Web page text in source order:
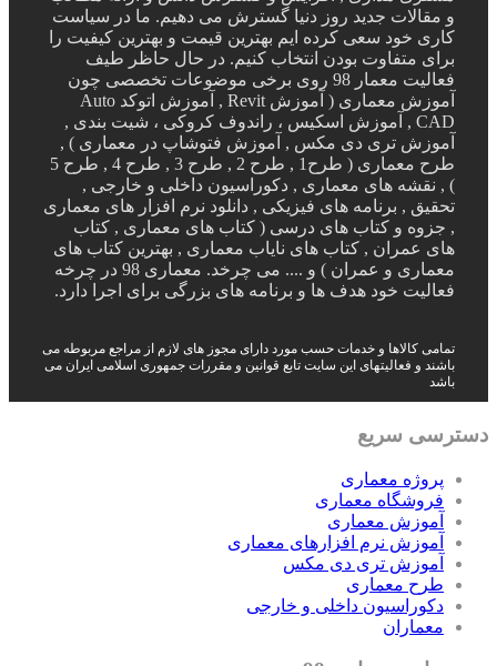
و مقالات جدید روز دنیا گسترش می دهیم. ما در سیاست
کاری خود سعی کرده ایم بهترین قیمت و بهترین کیفیت را
برای متفاوت بودن انتخاب کنیم. در حال حاظر طیف
فعالیت معمار 98 روی برخی موضوعات تخصصی چون
آموزش معماری ( آموزش Revit , آموزش اتوکد Auto
CAD , آموزش اسکیس ، راندوف کروکی ، شیت بندی ,
آموزش تری دی مکس , آموزش فتوشاپ در معماری ) ,
طرح معماری ( طرح1 , طرح 2 , طرح 3 , طرح 4 , طرح 5
) , نقشه های معماری , دکوراسیون داخلی و خارجی ,
تحقیق , برنامه های فیزیکی , دانلود نرم افزار های معماری
, جزوه و کتاب های درسی ( کتاب های معماری , کتاب
های عمران , کتاب های نایاب معماری , بهترین کتاب های
معماری و عمران ) و .... می چرخد. معماری 98 در چرخه
فعالیت خود هدف ها و برنامه های بزرگی برای اجرا دارد.
تمامی کالاها و خدمات حسب مورد دارای مجوز های لازم از مراجع مربوطه می
باشند و فعالیتهای این سایت تابع قوانین و مقررات جمهوری اسلامی ایران می
باشد
دسترسی سریع
پروژه معماری
فروشگاه معماری
آموزش معماری
آموزش نرم افزارهای معماری
آموزش تری دی مکس
طرح معماری
دکوراسیون داخلی و خارجی
معماران